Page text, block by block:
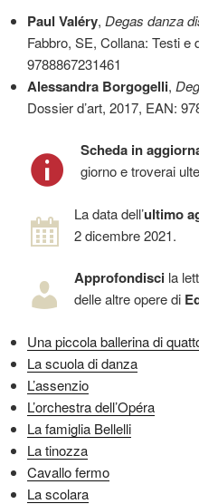
Paul Valéry, Degas danza
Fabbro, SE, Collana: Testi e
9788867231461
Alessandra Borgogelli,
Dossier d’art, 2017, EAN:
Scheda in
giorno e troverai
La data dell’ultimo
2 dicembre 2021.
Approfondisci la
delle altre opere di
Una piccola ballerina di
La scuola di danza
L’assenzio
L’orchestra dell’Opéra
La famiglia Bellelli
La tinozza
Cavallo fermo
La scolara